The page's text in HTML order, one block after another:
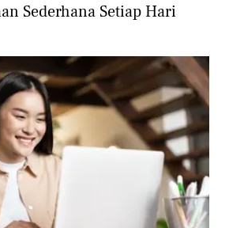
Sederhana Setiap Hari